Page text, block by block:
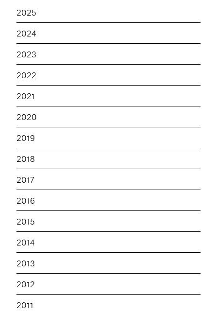
2025
2024
2023
2022
2021
2020
2019
2018
2017
2016
2015
2014
2013
2012
2011